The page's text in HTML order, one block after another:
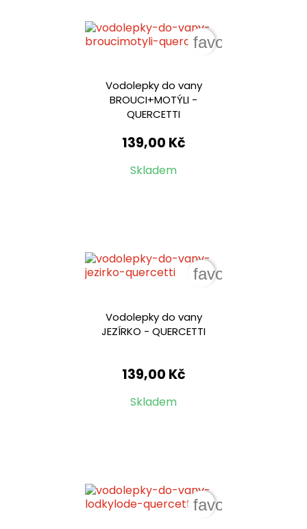
Vodolepky do vany
BROUCI+MOTÝLI -
QUERCETTI
139,00 Kč
Skladem
favorite_border
Vodolepky do vany
JEZÍRKO - QUERCETTI
139,00 Kč
Skladem
favorite_border
favorite_border